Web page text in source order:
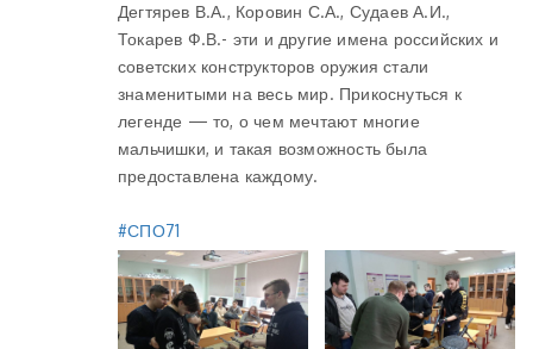
Дегтярев В.А., Коровин С.А., Судаев А.И.,
Токарев Ф.В.- эти и другие имена российских и
советских конструкторов оружия стали
знаменитыми на весь мир. Прикоснуться к
легенде — то, о чем мечтают многие
мальчишки, и такая возможность была
предоставлена каждому.
#СПО71